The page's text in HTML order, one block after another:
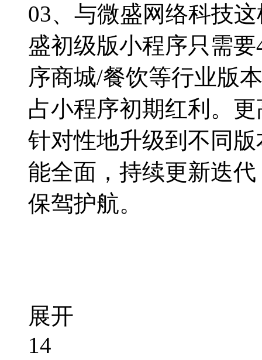
03、与微盛网络科技
盛初级版小程序只需
序商城/餐饮等行业版
占小程序初期红利。
针对性地升级到不同
能全面，持续更新迭
保驾护航。
展开
14